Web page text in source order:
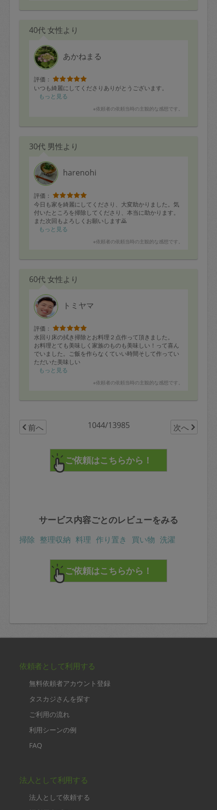
40代 女性より
あかねまる
評価：
いつも綺麗にしてくださりありがとうございます。
もっと見る
※依頼者の依頼当時の主観的な感想です。
30代 男性より
harenohi
評価：
今日も家を綺麗にしてくださり、大変助かりました。気
付いたところを掃除してくださり、本当に助かります。
また次回もよろしくお願いします🙇
もっと見る
※依頼者の依頼当時の主観的な感想です。
60代 女性より
トミヤマ
評価：
水回り床の拭き掃除とお料理２点作って頂きました。
お料理とても美味しく家族のものも美味しい！って喜ん
でいました。ご飯を作らなくていい時間そして作ってい
ただいた美味しい
お料理を頂くのはとても幸せな時間です。
もっと見る
※依頼者の依頼当時の主観的な感想です。
前へ 1044/13985 次へ
サービス内容ごとのレビューをみる
掃除 整理収納 料理 作り置き 買い物 洗濯
依頼者として利用する
無料依頼者アカウント登録
タスカジさんを探す
ご利用の流れ
利用シーンの例
FAQ
法人として利用する
法人として依頼する